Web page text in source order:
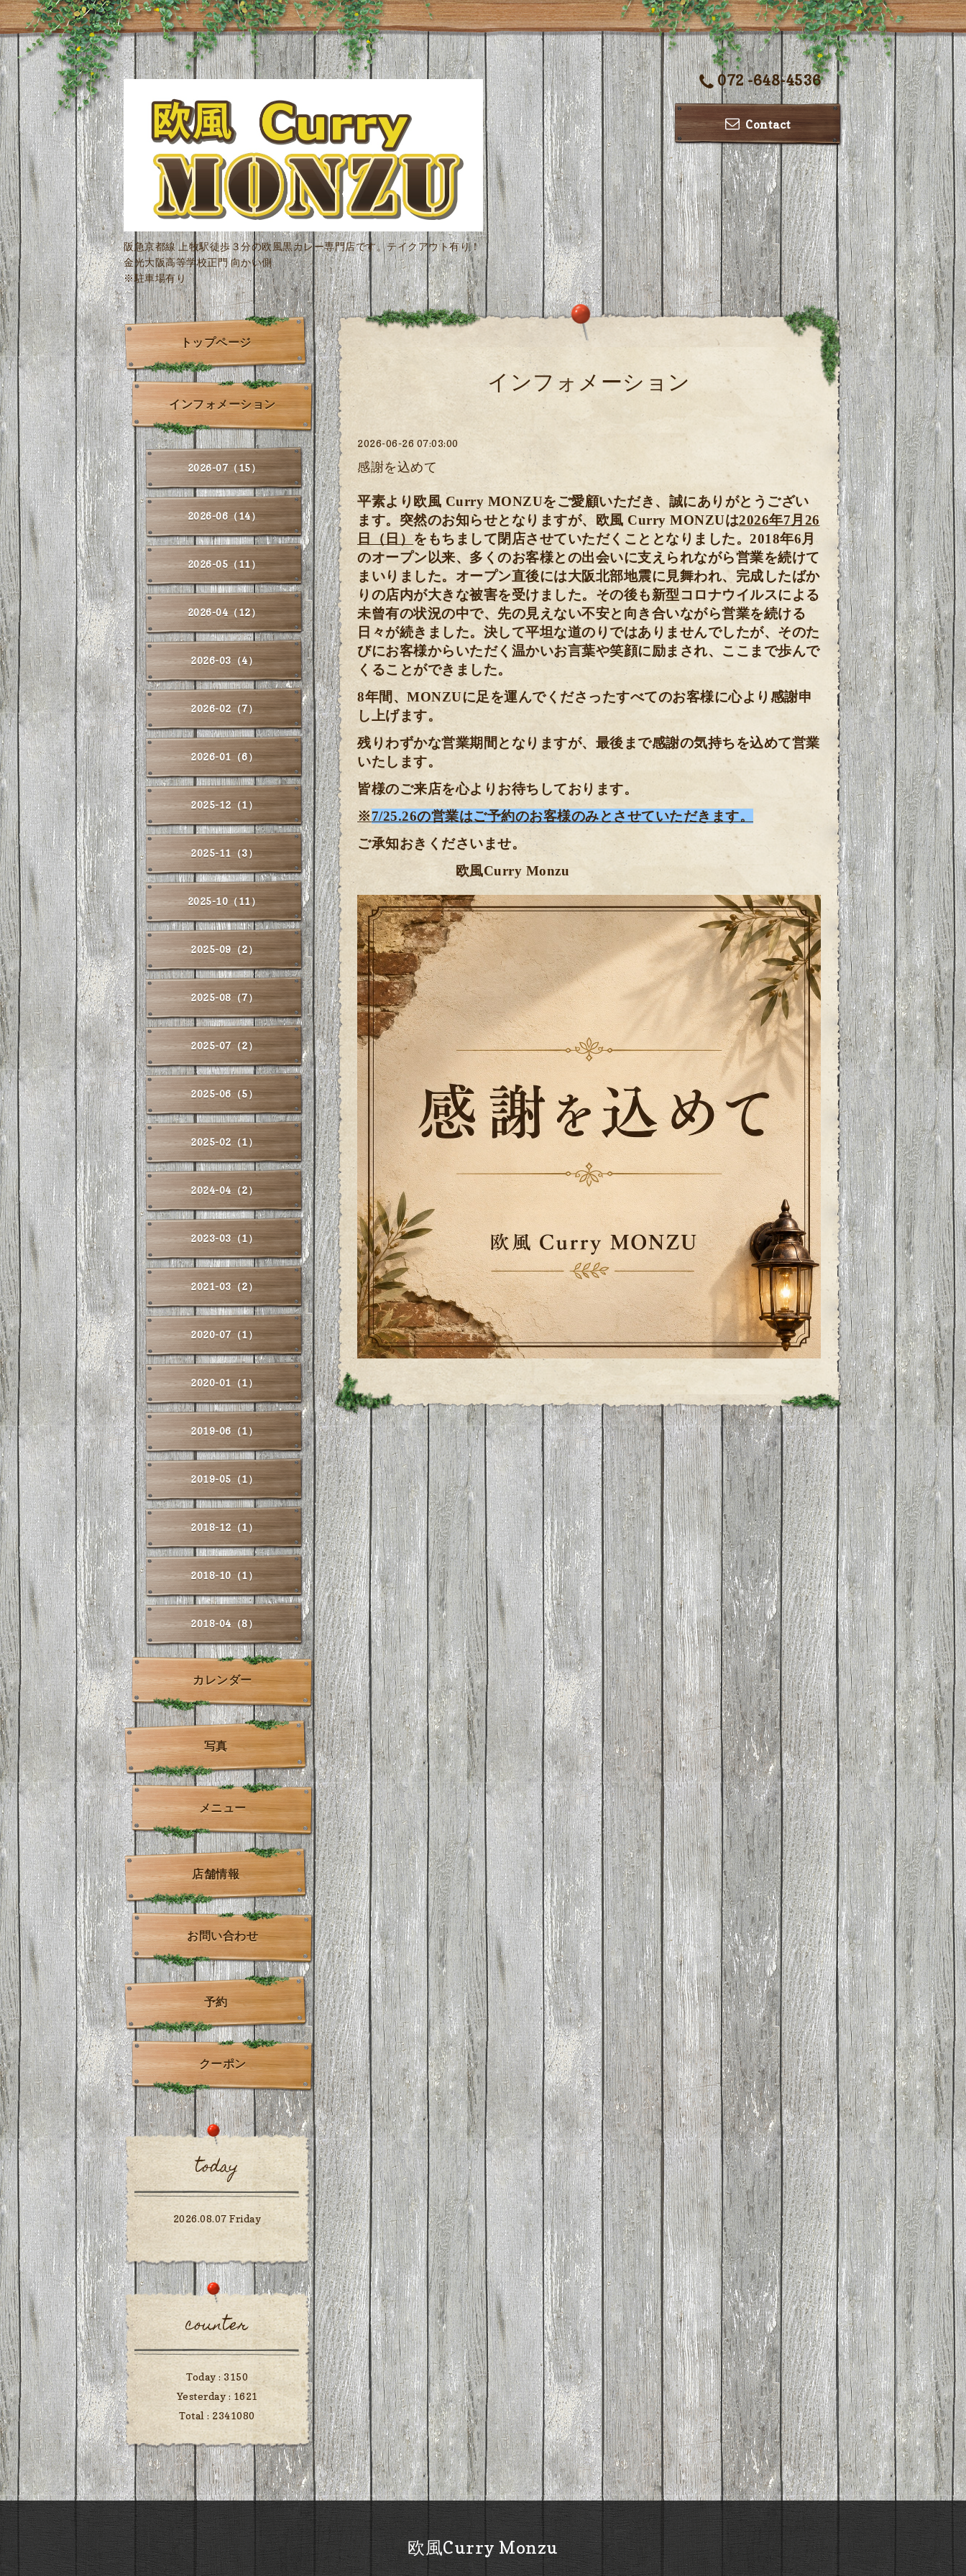
072 -648-4536
Contact
阪急京都線 上牧駅徒歩３分の欧風黒カレー専門店です。テイクアウト有り！
金光大阪高等学校正門 向かい側
※駐車場有り
インフォメーション
2026-06-26 07:03:00
感謝を込めて
平素より欧風 Curry MONZUをご愛顧いただき、誠にありがとうござい
ます。 突然のお知らせとなりますが、欧風 Curry MONZUは2026年7月26
日（日） をもちまして閉店させていただくこととなりました。 2018年6月
のオープン以来、多くのお客様との出会いに支えられながら営業を続けて
まいりました。 オープン直後には大阪北部地震に見舞われ、完成したばか
りの店内が大きな被害を受けました。 その後も新型コロナウイルスによる
未曾有の状況の中で、先の見えない不安と向き合いながら営業を続ける
日々が続きました。 決して平坦な道のりではありませんでしたが、そのた
びにお客様からいただく温かいお言葉や笑顔に励まされ、ここまで歩んで
くることができました。
8年間、MONZUに足を運んでくださったすべてのお客様に心より感謝申
し上げます。
残りわずかな営業期間となりますが、最後まで感謝の気持ちを込めて営業
いたします。
皆様のご来店を心よりお待ちしております。
※7/25.26の営業はご予約のお客様のみとさせていただきます。
ご承知おきくださいませ。
欧風Curry Monzu
トップページ
インフォメーション
2026-07（15）
2026-06（14）
2026-05（11）
2026-04（12）
2026-03（4）
2026-02（7）
2026-01（6）
2025-12（1）
2025-11（3）
2025-10（11）
2025-09（2）
2025-08（7）
2025-07（2）
2025-06（5）
2025-02（1）
2024-04（2）
2023-03（1）
2021-03（2）
2020-07（1）
2020-01（1）
2019-06（1）
2019-05（1）
2018-12（1）
2018-10（1）
2018-04（8）
カレンダー
写真
メニュー
店舗情報
お問い合わせ
予約
クーポン
today
2026.08.07 Friday
counter
Today : 3150
Yesterday : 1621
Total : 2341080
欧風Curry Monzu